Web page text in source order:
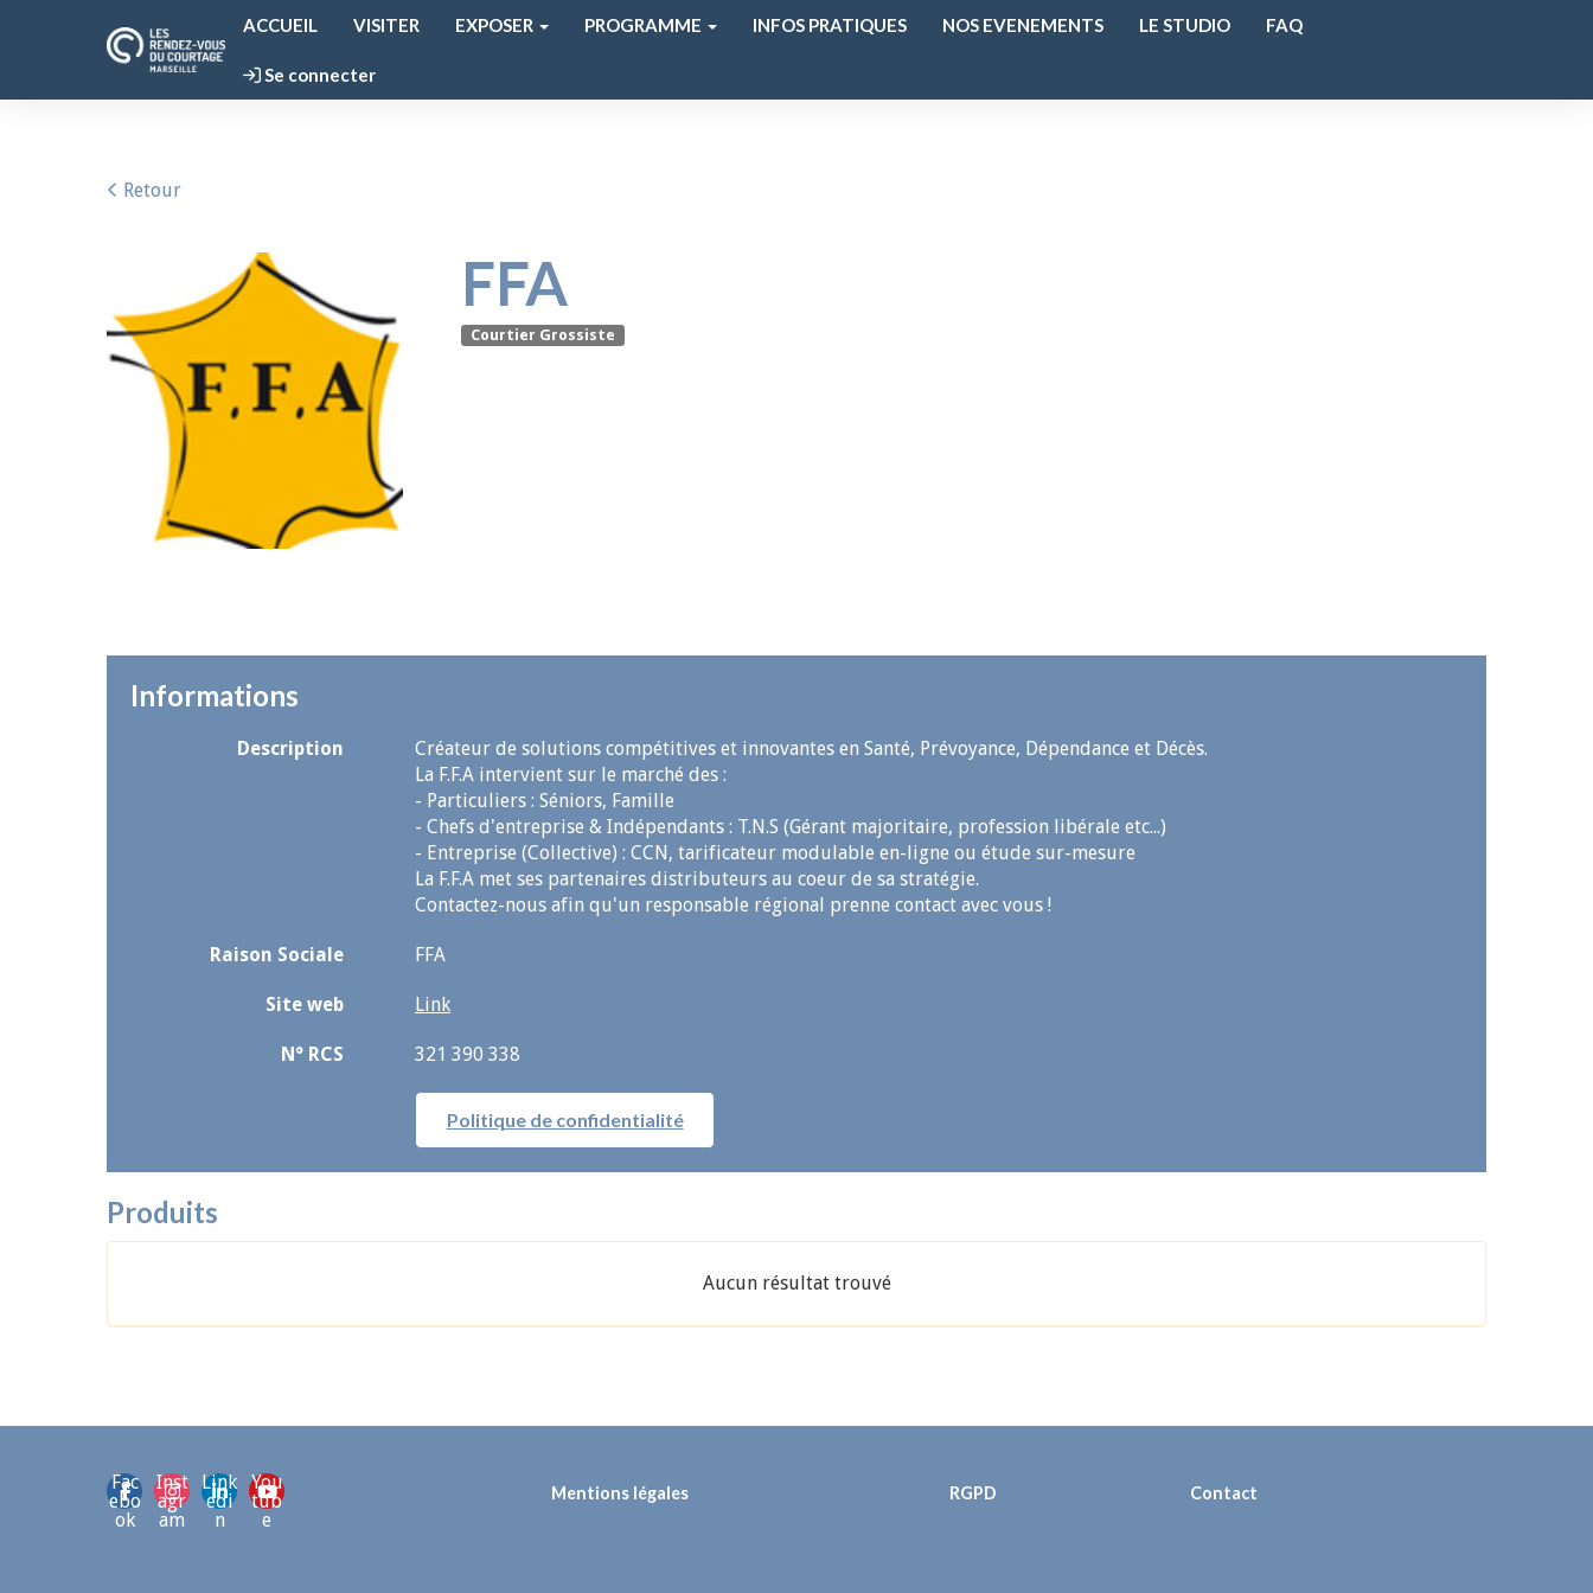
ACCUEIL VISITER EXPOSER PROGRAMME INFOS PRATIQUES NOS EVENEMENTS LE STUDIO FAQ
Se connecter
Retour
FFA
Courtier Grossiste
Informations
Description
Créateur de solutions compétitives et innovantes en Santé, Prévoyance, Dépendance et Décès.
La F.F.A intervient sur le marché des :
- Particuliers : Séniors, Famille
- Chefs d'entreprise & Indépendants : T.N.S (Gérant majoritaire, profession libérale etc...)
- Entreprise (Collective) : CCN, tarificateur modulable en-ligne ou étude sur-mesure
La F.F.A met ses partenaires distributeurs au coeur de sa stratégie.
Contactez-nous afin qu'un responsable régional prenne contact avec vous !
Raison Sociale FFA
Site web Link
N° RCS 321 390 338
Politique de confidentialité
Produits
Aucun résultat trouvé
Fac
ebo
ok
Inst
agr
am
Link
edi
n
You
tub
e
Mentions légales RGPD Contact